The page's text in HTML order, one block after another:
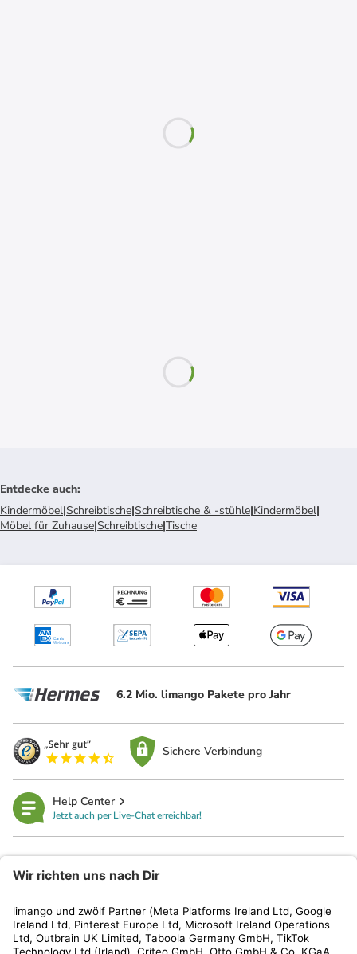
Entdecke auch:
Kindermöbel|Schreibtische|Schreibtische & -stühle|Kindermöbel|
Möbel für Zuhause|Schreibtische|Tische
6.2 Mio. limango Pakete pro Jahr
Sichere Verbindung
Help Center
Jetzt auch per Live-Chat erreichbar!
Kundenservice